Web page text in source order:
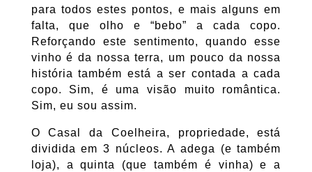
para todos estes pontos, e mais alguns em
falta, que olho e “bebo” a cada copo.
Reforçando este sentimento, quando esse
vinho é da nossa terra, um pouco da nossa
história também está a ser contada a cada
copo. Sim, é uma visão muito romântica.
Sim, eu sou assim.
O Casal da Coelheira, propriedade, está
dividida em 3 núcleos. A adega (e também
loja), a quinta (que também é vinha) e a